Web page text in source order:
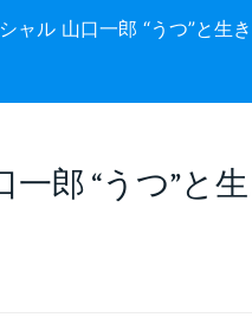
ャル 山口一郎 “うつ”と生
郎 “うつ”と